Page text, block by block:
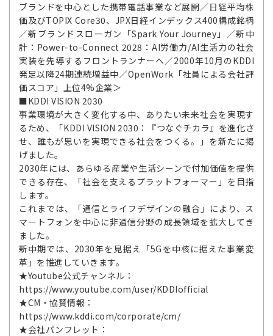
ブランドを中心とした携帯電話事業など展開／日経平均株
価及びTOPIX Core30、JPX日経インデックス400構成銘柄
／新ブランドスローガン「Spark Your Journey」／新中
計：Power-to-Connect 2028：AI労働力/AI生活力の社会
実装を先導するフロントランナーへ／2000年10月のKDDI
発足以降24期連続増益中／OpenWork「社員による会社評
価スコア」上位4%企業＞
■KDDI VISION 2030
事業環境が大きく変化する中、ありたい未来社会を実現す
るため、「KDDI VISION 2030：『つなぐチカラ』を進化さ
せ、誰もが思いを実現できる社会をつくる。」を新たに掲
げました。
2030年には、あらゆる産業や生活シーンで付加価値を提供
できる存在、「社会を支えるプラットフォーマー」を目指
します。
これまでは、「通信とライフデザインの融合」により、ス
マートフォンを中心に非通信分野の成長領域を拡大してき
ました。
新中期では、2030年を見据え「5Gを中核に据えた事業変
革」を推進していきます。
★Youtube公式チャンネル：
https://www.youtube.com/user/KDDIofficial
★CM・協賛情報：
https://www.kddi.com/corporate/cm/
★会社パンフレット：